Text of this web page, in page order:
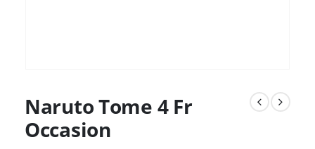
Naruto Tome 4 Fr
Occasion